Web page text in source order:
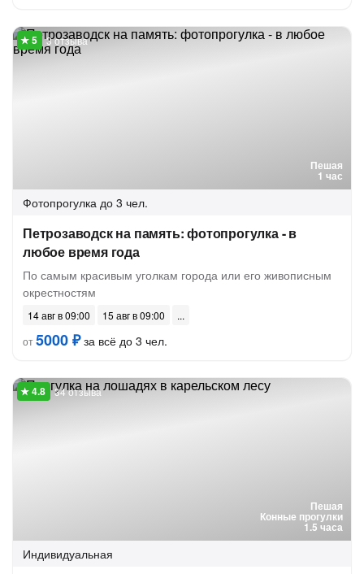
Пешая
1 час
3 отзыва
Фотопрогулка до 3 чел.
Петрозаводск на память: фотопрогулка - в
любое время года
По самым красивым уголкам города или его живописным
окрестностям
14 авг в 09:00
15 авг в 09:00
от5000 ₽за всё до 3 чел.
Пешая
Конные прогулки
1.5 часа
34 отзыва
Индивидуальная